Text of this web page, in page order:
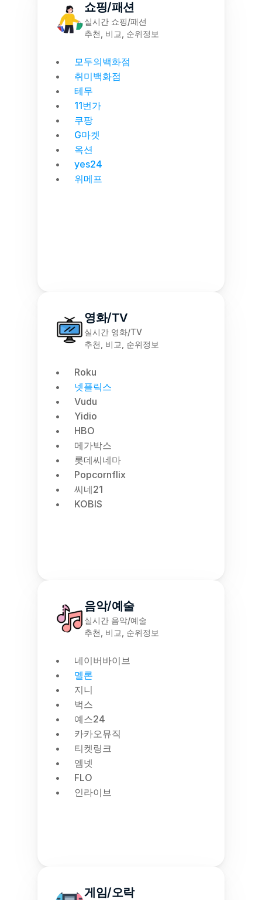
쇼핑/패션
실시간 쇼핑/패션
추천, 비교, 순위정보
모두의백화점
취미백화점
테무
11번가
쿠팡
G마켓
옥션
yes24
위메프
영화/TV
실시간 영화/TV
추천, 비교, 순위정보
Roku
넷플릭스
Vudu
Yidio
HBO
메가박스
롯데씨네마
Popcornflix
씨네21
KOBIS
음악/예술
실시간 음악/예술
추천, 비교, 순위정보
네이버바이브
멜론
지니
벅스
예스24
카카오뮤직
티켓링크
엠넷
FLO
인라이브
게임/오락